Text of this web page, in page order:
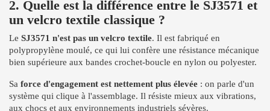
2. Quelle est la différence entre le SJ3571 et
un velcro textile classique ?
Le SJ3571 n'est pas un velcro textile. Il est fabriqué en
polypropylène moulé, ce qui lui confère une résistance mécanique
bien supérieure aux bandes crochet-boucle en nylon ou polyester.
Sa force d'engagement est nettement plus élevée : on parle d'un
système qui clique à l'assemblage. Il résiste mieux aux vibrations,
aux chocs et aux environnements industriels sévères.